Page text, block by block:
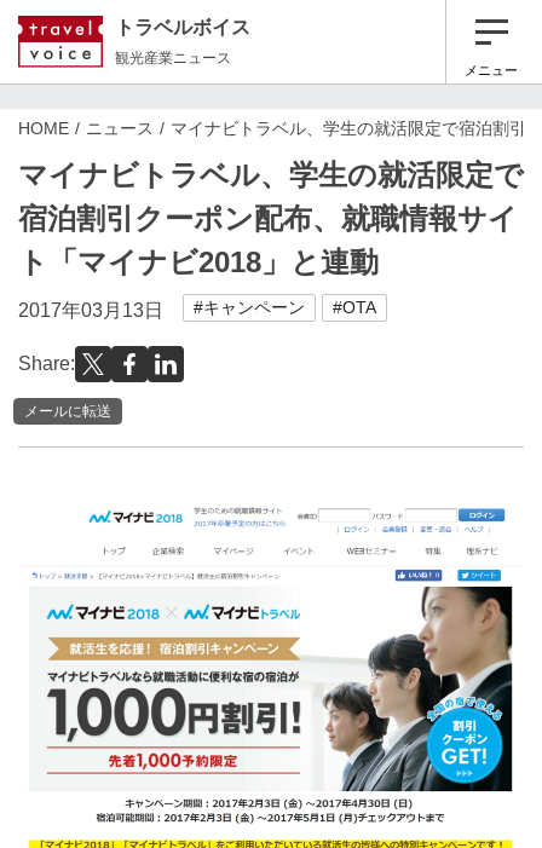
トラベルボイス
観光産業ニュース
メニュー
HOME ニュース マイナビトラベル、学生の就活限定で宿泊割引
マイナビトラベル、学生の就活限定で
宿泊割引クーポン配布、就職情報サイ
ト「マイナビ2018」と連動
2017年03月13日 #キャンペーン #OTA
Share:
メールに転送